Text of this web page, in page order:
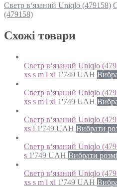
Светр в‘язаний Uniqlo (479158)
(479158)
Схожi товари
Светр в‘язаний Uniqlo
xs s m l xl 1'749 UAH
Светр в‘язаний Uniqlo
xs s m l xl 1'749 UAH
Светр в‘язаний Uniqlo
xs l 1'749 UAH Вибрати
Светр в‘язаний Uniqlo
s 1'749 UAH Вибрати
Светр в‘язаний Uniqlo
xs s m l xl 1'749 UAH